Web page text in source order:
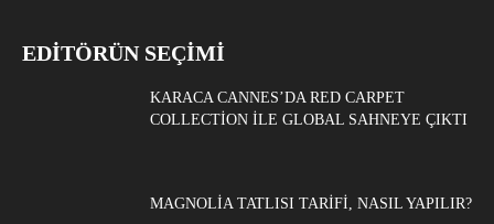
EDITÖRÜN SEÇIMI
KARACA CANNES’DA RED CARPET
COLLECTION ILE GLOBAL SAHNEYE ÇIKTI
MAGNOLIA TATLISI TARIFI, NASIL YAPILIR?